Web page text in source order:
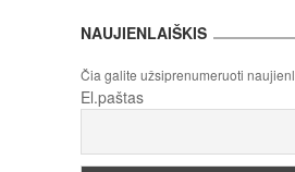
NAUJIENLAIŠKIS
Čia galite užsiprenumeruoti
El.paštas